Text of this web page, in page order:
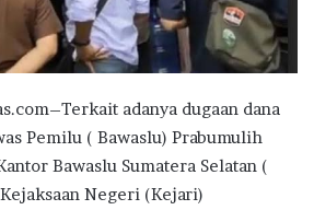
adanya dugaan dana
Pemilu ( Bawaslu) Prabumulih
Bawaslu Sumatera Selatan (
Negeri (Kejari)